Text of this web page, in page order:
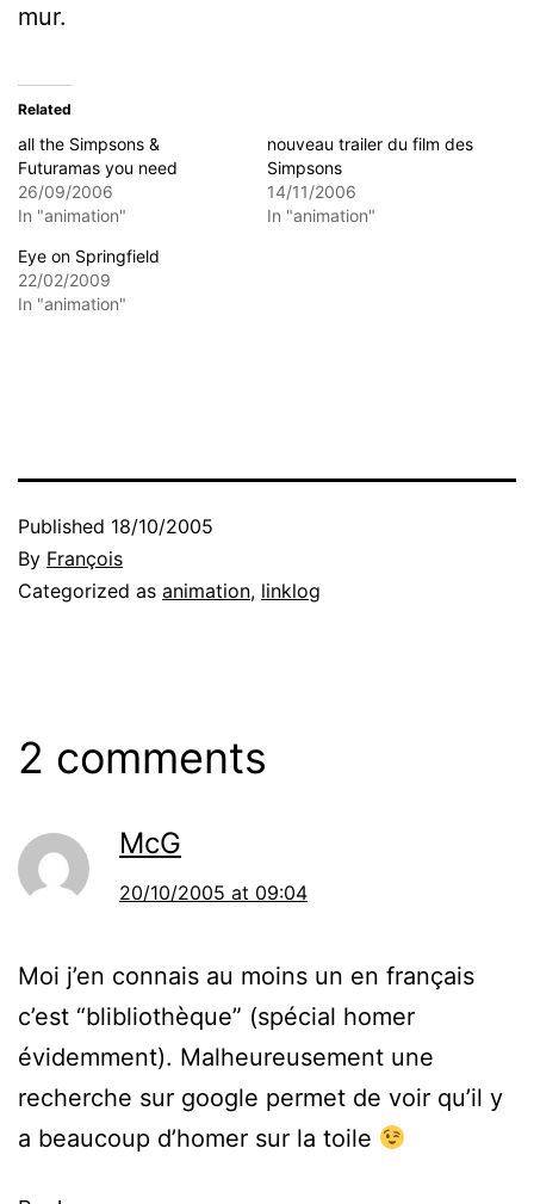
mur.
Related
all the Simpsons &
Futuramas you need
26/09/2006
In "animation"
nouveau trailer du film des
Simpsons
14/11/2006
In "animation"
Eye on Springfield
22/02/2009
In "animation"
Published 18/10/2005
By François
Categorized as animation, linklog
2 comments
McG
20/10/2005 at 09:04
Moi j’en connais au moins un en français
c’est “blibliothèque” (spécial homer
évidemment). Malheureusement une
recherche sur google permet de voir qu’il y
a beaucoup d’homer sur la toile